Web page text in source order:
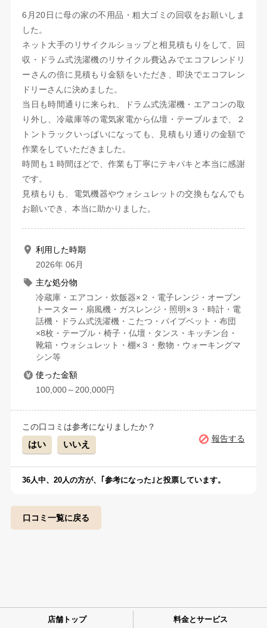
6月20日に母の家の不用品・粗大ゴミの回収をお願いしま
した。
ネット大手のリサイクルショップと相見積もりをして、回
収・ドラム式洗濯機のリサイクル費込みでエコフレンドリ
ーさんの倍に見積もり金額をいただき、即決でエコフレン
ドリーさんに決めました。
当日も時間通りに来られ、ドラム式洗濯機・エアコンの取
り外し、冷蔵庫等の電気家電から仏壇・テーブルまで、２
トントラックいっぱいになっても、見積もり通りの金額で
作業をしていただきました。
時間も１時間ほどで、作業も丁寧にテキパキと本当に感謝
です。
見積もりも、電気機器やウォシュレットの交換もなんでも
お願いでき、本当に助かりました。
利用した時期
2026年 06月
主な処分物
冷蔵庫・エアコン・炊飯器×２・電子レンジ・オーブン
トースター・扇風機・ガスレンジ・照明×３・時計・電
話機・ドラム式洗濯機・こたつ・パイプベット・布団
×8枚・テーブル・椅子・仏壇・タンス・キッチン台・
靴箱・ウォシュレット・棚×３・敷物・ウォーキングマ
シン等
使った金額
100,000～200,000円
この口コミは参考になりましたか？
はい いいえ
報告する
36人中、20人の方が、｢参考になった｣と投票しています。
口コミ一覧に戻る
店舗トップ 料金とサービス